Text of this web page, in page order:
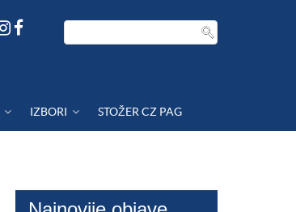
IZBORI STOŽER CZ PAG